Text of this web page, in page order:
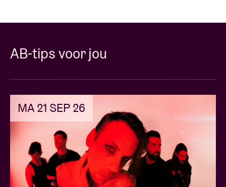
AB-tips voor jou
MA 21 SEP 26